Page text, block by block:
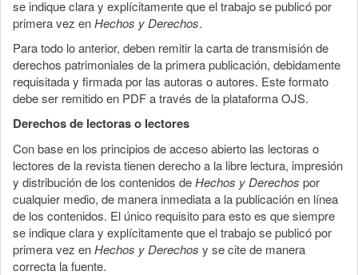
se indique clara y explícitamente que el trabajo se publicó por
primera vez enHechos y Derechos.
Para todo lo anterior, deben remitir la carta de transmisión de
derechos patrimoniales de la primera publicación, debidamente
requisitada y firmada por las autoras o autores. Este formato
debe ser remitido en PDF a través de la plataforma OJS.
Derechos de lectoras o lectores
Con base en los principios de acceso abierto las lectoras o
lectores de la revista tienen derecho a la libre lectura, impresión
y distribución de los contenidos deHechos y Derechos por
cualquier medio, de manera inmediata a la publicación en línea
de los contenidos. El único requisito para esto es que siempre
se indique clara y explícitamente que el trabajo se publicó por
primera vez enHechos y Derechos y se cite de manera
correcta la fuente.